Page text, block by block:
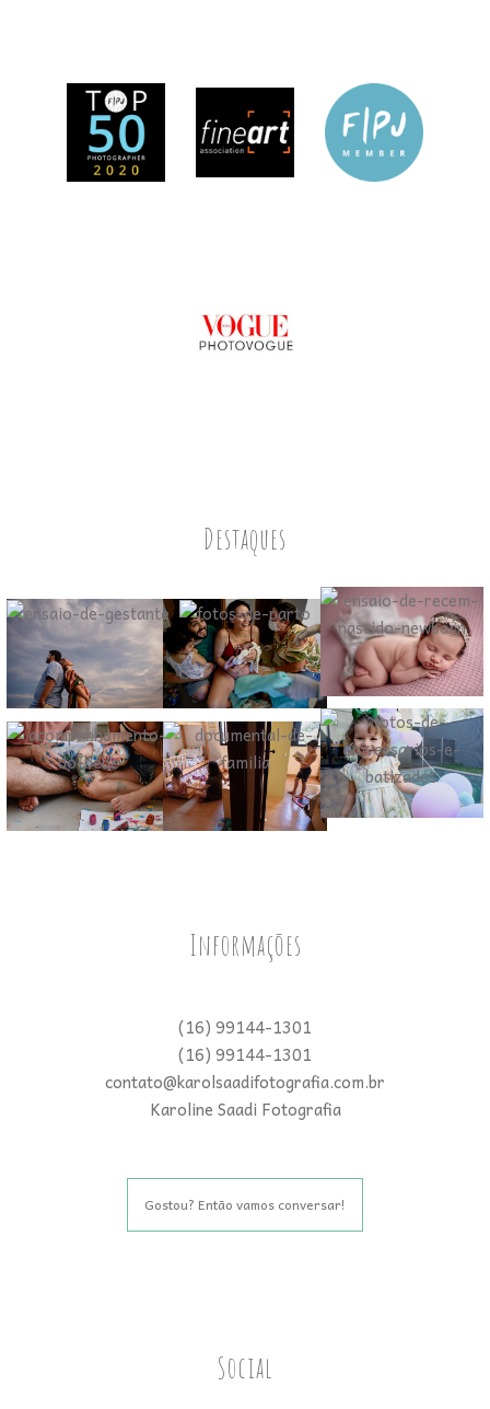
Destaques
Informações
(16) 99144-1301
(16) 99144-1301
contato@karolsaadifotografia.com.br
Karoline Saadi Fotografia
Gostou? Então vamos conversar!
Social